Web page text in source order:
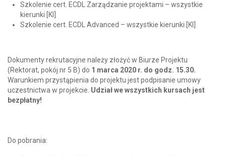
Szkolenie cert. ECDL Zarządzanie projektami – wszystkie
kierunki [KI]
Szkolenie cert. ECDL Advanced – wszystkie kierunki [KI]
Dokumenty rekrutacyjne należy złożyć w Biurze Projektu
(Rektorat, pokój nr 5 B) do 1 marca 2020 r. do godz. 15.30.
Warunkiem przystąpienia do projektu jest podpisanie umowy
uczestnictwa w projekcie. Udział we wszystkich kursach jest
bezpłatny!
Do pobrania: